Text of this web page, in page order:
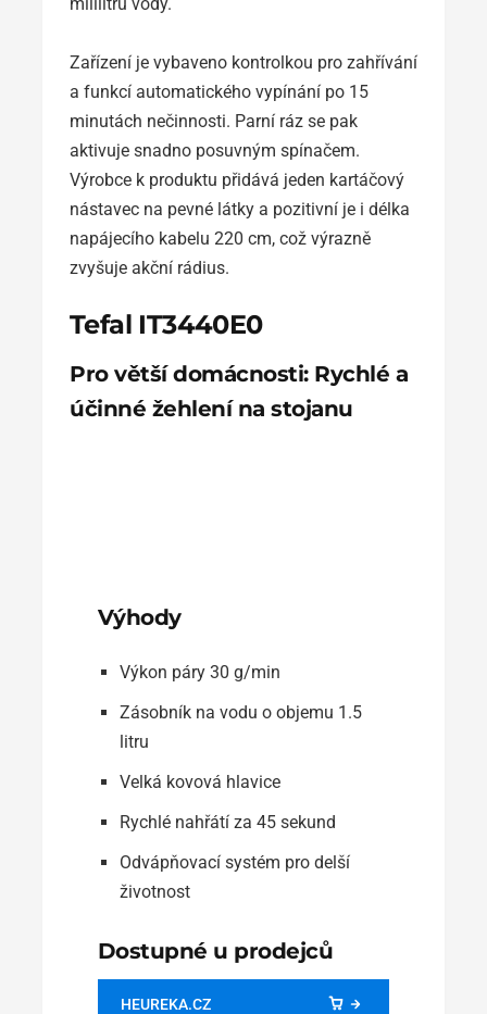
Zařízení je vybaveno kontrolkou pro zahřívání
a funkcí automatického vypínání po 15
minutách nečinnosti. Parní ráz se pak
aktivuje snadno posuvným spínačem.
Výrobce k produktu přidává jeden kartáčový
nástavec na pevné látky a pozitivní je i délka
napájecího kabelu 220 cm, což výrazně
zvyšuje akční rádius.
Tefal IT3440E0
Pro větší domácnosti: Rychlé a
účinné žehlení na stojanu
Výhody
Výkon páry 30 g/min
Zásobník na vodu o objemu 1.5
litru
Velká kovová hlavice
Rychlé nahřátí za 45 sekund
Odvápňovací systém pro delší
životnost
Dostupné u prodejců
HEUREKA.CZ